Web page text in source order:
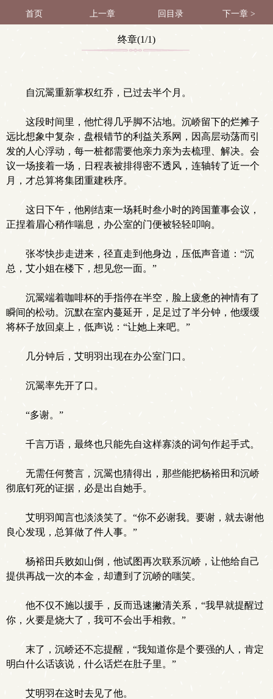
首页 上一章 回目录 下一章 >
终章(1/1)
自沉翯重新掌权红乔，已过去半个月。
这段时间里，他忙得几乎脚不沾地。沉峤留下的烂摊子
远比想象中复杂，盘根错节的利益关系网，因高层动荡而引
发的人心浮动，每一桩都需要他亲力亲为去梳理、解决。会
议一场接着一场，日程表被排得密不透风，连轴转了近一个
月，才总算将集团重建秩序。
这日下午，他刚结束一场耗时叁小时的跨国董事会议，
正捏着眉心稍作喘息，办公室的门便被轻轻叩响。
张岑快步走进来，径直走到他身边，压低声音道：“沉
总，艾小姐在楼下，想见您一面。”
沉翯端着咖啡杯的手指停在半空，脸上疲惫的神情有了
瞬间的松动。沉默在室内蔓延开，足足过了半分钟，他缓缓
将杯子放回桌上，低声说：“让她上来吧。”
几分钟后，艾明羽出现在办公室门口。
沉翯率先开了口。
“多谢。”
千言万语，最终也只能先自这样寡淡的词句作起手式。
无需任何赘言，沉翯也猜得出，那些能把杨裕田和沉峤
彻底钉死的证据，必是出自她手。
艾明羽闻言也淡淡笑了。“你不必谢我。要谢，就去谢他
良心发现，总算做了件人事。”
杨裕田兵败如山倒，他试图再次联系沉峤，让他给自己
提供再战一次的本金，却遭到了沉峤的嗤笑。
他不仅不施以援手，反而迅速撇清关系，“我早就提醒过
你，火要是烧大了，我可不会出手相救。”
末了，沉峤还不忘提醒，“我知道你是个要强的人，肯定
明白什么话该说，什么话烂在肚子里。”
艾明羽在这时去见了他。